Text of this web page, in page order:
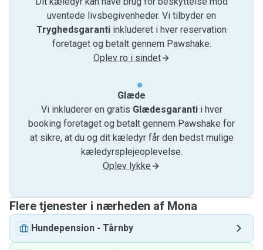
uventede livsbegivenheder. Vi tilbyder en
Tryghedsgaranti inkluderet i hver reservation
foretaget og betalt gennem Pawshake.
Oplev ro i sindet
Glæde
Vi inkluderer en gratis Glædesgarantii hver
booking foretaget og betalt gennem Pawshake for
at sikre, at du og dit kæledyr får den bedst mulige
kæledyrsplejeoplevelse.
Oplev lykke
Flere tjenester i nærheden af ​​Mona
Hundepension - Tårnby